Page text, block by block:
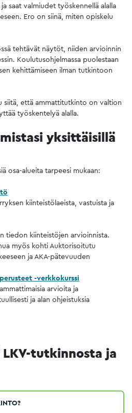
saat valmiudet työskennellä alalla
Ero on siinä, miten opiskelu
tehtävät näytöt, niiden arvioinnin
Koulutusohjelmassa puolestaan
kehittämiseen ilman tutkintoon
siitä, että ammattitutkinto on valtion
työskentelyä alalla.
yksittäisillä
osa-alueita tarpeesi mukaan:
kiinteistölaeista, vastuista ja
tiedon kiinteistöjen arvioinnista.
myös kohti Auktorisoitutu
ja AKA-pätevuuden
-verkkokurssi
arvioita ja
ja alan ohjeistuksia
tutkinnosta ja